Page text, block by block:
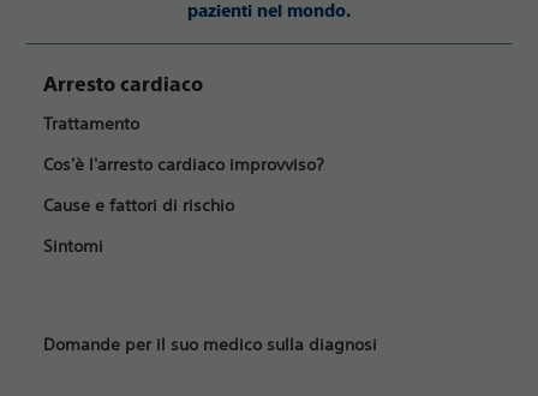
pazienti nel mondo.
Arresto cardiaco
Trattamento
Cos'è l'arresto cardiaco improvviso?
Cause e fattori di rischio
Sintomi
Domande per il suo medico sulla diagnosi